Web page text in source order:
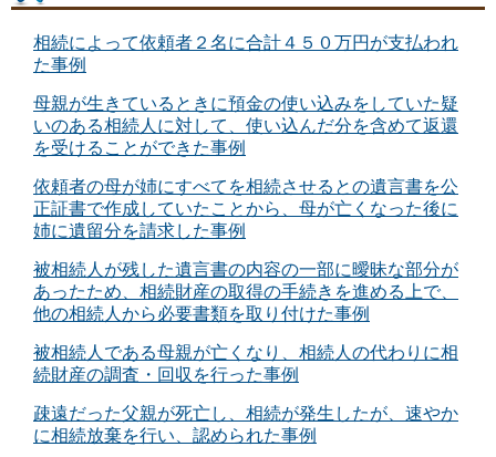
相続によって依頼者２名に合計４５０万円が支払われ
た事例
母親が生きているときに預金の使い込みをしていた疑
いのある相続人に対して、使い込んだ分を含めて返還
を受けることができた事例
依頼者の母が姉にすべてを相続させるとの遺言書を公
正証書で作成していたことから、母が亡くなった後に
姉に遺留分を請求した事例
被相続人が残した遺言書の内容の一部に曖昧な部分が
あったため、相続財産の取得の手続きを進める上で、
他の相続人から必要書類を取り付けた事例
被相続人である母親が亡くなり、相続人の代わりに相
続財産の調査・回収を行った事例
疎遠だった父親が死亡し、相続が発生したが、速やか
に相続放棄を行い、認められた事例